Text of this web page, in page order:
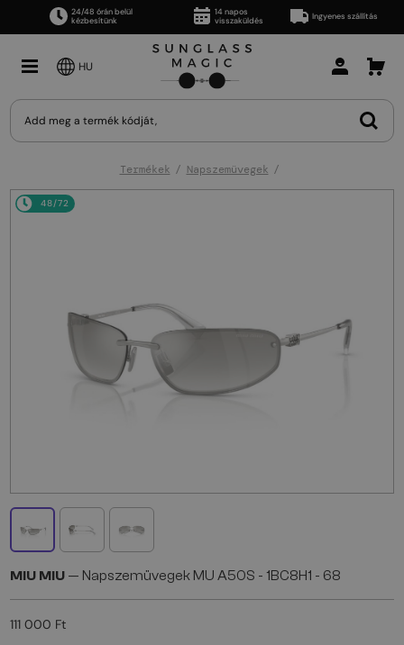
24/48 órán belül
kézbesítünk
14 napos
visszaküldés
Ingyenes szállítás
HU
Termékek Napszemüvegek
48/72
MIU MIU — Napszemüvegek MU A50S - 1BC8H1 - 68
111 000 Ft